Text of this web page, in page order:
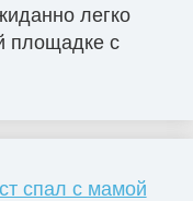
легко
площадке с
спал с мамой